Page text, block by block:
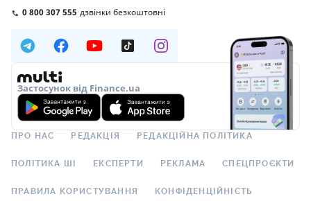
0 800 307 555 дзвінки безкоштовні
Застосунок від Finance.ua
ПРО НАС РЕДАКЦІЯ РЕДАКЦІЙНА ПОЛІТИКА
ПОЛІТИКА ШІ ЕКСПЕРТИ РЕКЛАМА СПЕЦПРОЄКТИ
ПРАВИЛА КОРИСТУВАННЯ КОНФІДЕНЦІЙНІСТЬ